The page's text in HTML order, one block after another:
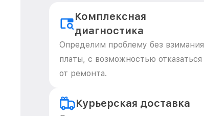
Комплексная
диагностика
Определим проблему без взимания
платы, с возможностью отказаться
от ремонта.
Курьерская доставка